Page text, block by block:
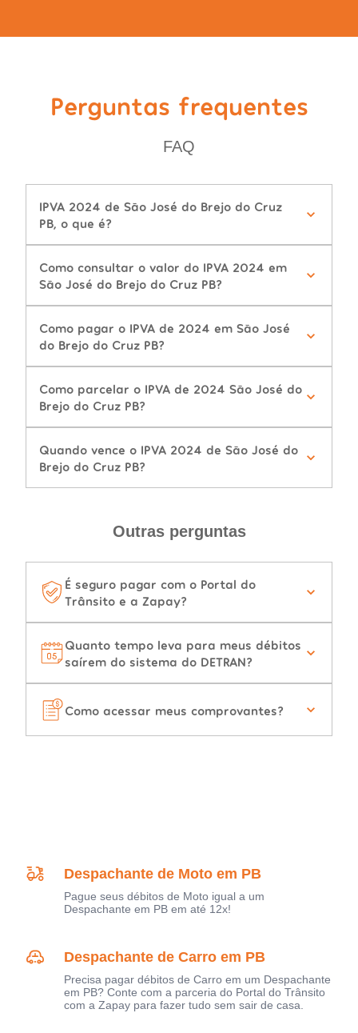
Perguntas frequentes
FAQ
IPVA 2024 de São José do Brejo do Cruz
PB, o que é?
Como consultar o valor do IPVA 2024 em
São José do Brejo do Cruz PB?
Como pagar o IPVA de 2024 em São José
do Brejo do Cruz PB?
Como parcelar o IPVA de 2024 São José do
Brejo do Cruz PB?
Quando vence o IPVA 2024 de São José do
Brejo do Cruz PB?
Outras perguntas
É seguro pagar com o Portal do
Trânsito e a Zapay?
Quanto tempo leva para meus débitos
saírem do sistema do DETRAN?
Como acessar meus comprovantes?
Despachante de Moto em PB
Pague seus débitos de Moto igual a um
Despachante em PB em até 12x!
Despachante de Carro em PB
Precisa pagar débitos de Carro em um Despachante
em PB? Conte com a parceria do Portal do Trânsito
com a Zapay para fazer tudo sem sair de casa.